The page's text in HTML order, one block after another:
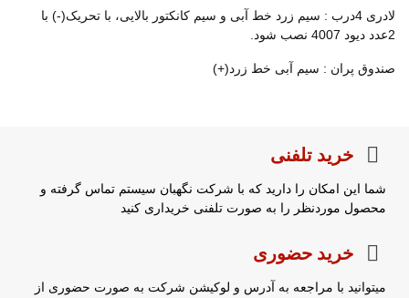
لادری 4درب : سیم زرد خط آبی و سیم کانکتور بالایی، با تحریک(-) با
2عدد دیود 4007 نصب شود.
صندوق پران : سیم آبی خط زرد(+)
خرید تلفنی
شما این امکان را دارید که با شرکت نگهبان سیستم تماس گرفته و
محصول موردنظر را به صورت تلفنی خریداری کنید
خرید حضوری
میتوانید با مراجعه به آدرس و لوکیشن شرکت به صورت حضوری از